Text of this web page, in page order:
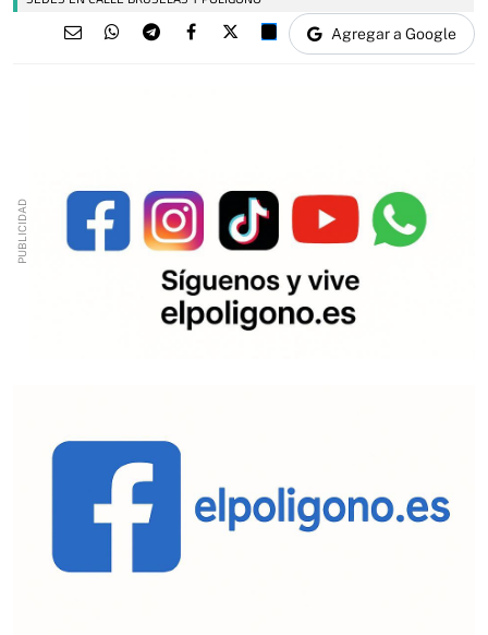
Agregar a Google